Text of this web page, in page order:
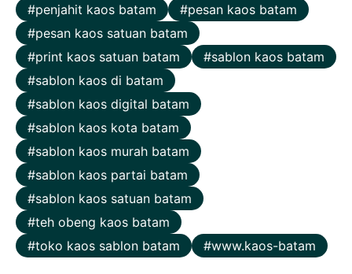
penjahit kaos batam
pesan kaos batam
pesan kaos satuan batam
print kaos satuan batam
sablon kaos batam
sablon kaos di batam
sablon kaos digital batam
sablon kaos kota batam
sablon kaos murah batam
sablon kaos partai batam
sablon kaos satuan batam
teh obeng kaos batam
toko kaos sablon batam
www.kaos-batam